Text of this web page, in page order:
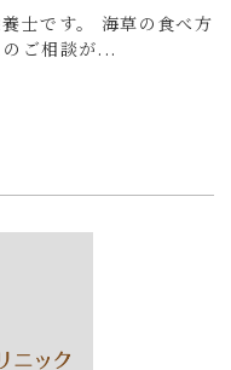
士です。 海草の食べ方
ご相談が...